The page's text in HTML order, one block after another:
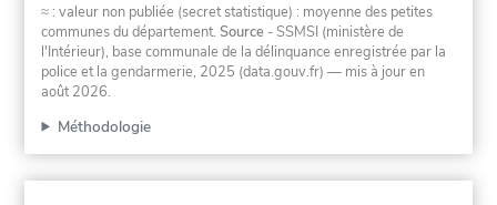
≈ : valeur non publiée (secret statistique) : moyenne des petites
communes du département.Source - SSMSI (ministère de
l'Intérieur), base communale de la délinquance enregistrée par la
police et la gendarmerie, 2025 (data.gouv.fr) — mis à jour en
août 2026.
Méthodologie